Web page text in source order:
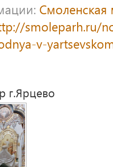
smoleparh.ru/
v-
г.Ярцево